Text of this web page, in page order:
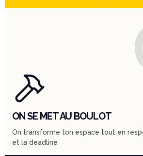
ON SE MET AU BOULOT
On transforme ton espace tout en
et la deadline